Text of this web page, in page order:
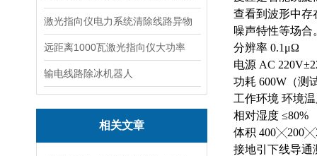
激光指向仪电力系统清除线路异物
远距离1000瓦激光指向仪大功率
输电线路除冰机器人
相关文章
查看到波形中存
噪声特性等场合
分辨率 0.1μΩ
电源 AC
功耗 600W（测
工作环境 环境温
相对湿度 ≤80%
体积
接地引下线导通